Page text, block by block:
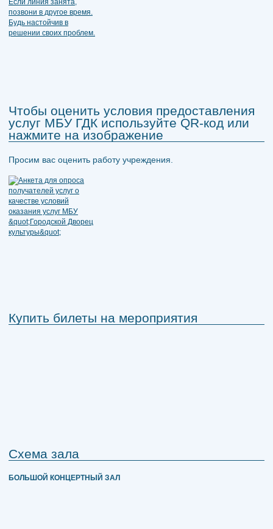
Чтобы оценить условия предоставления
услуг МБУ ГДК используйте QR-код или
нажмите на изображение
Просим вас оценить работу учреждения.
Купить билеты на мероприятия
Схема зала
БОЛЬШОЙ КОНЦЕРТНЫЙ ЗАЛ